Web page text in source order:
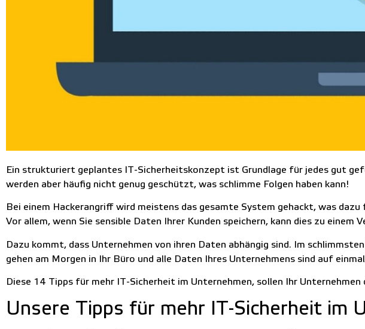
Ein strukturiert geplantes IT-Sicherheitskonzept ist Grundlage für jedes gut
werden aber häufig nicht genug geschützt, was schlimme Folgen haben kann!
Bei einem Hackerangriff wird meistens das gesamte System gehackt, was
Vor allem, wenn Sie sensible Daten Ihrer Kunden speichern, kann dies zu einem
Dazu kommt, dass Unternehmen von ihren Daten abhängig sind. Im
gehen am Morgen in Ihr Büro und alle Daten Ihres Unternehmens sind auf
Diese 14 Tipps für mehr IT-Sicherheit im Unternehmen, sollen Ihr
Unsere Tipps für mehr IT-Sicherheit im